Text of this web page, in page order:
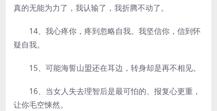
真的无能为力了，我认输了，我折腾不动了。
14、我心疼你，疼到忽略自我。我坚信你，信到怀
疑自我。
15、可能海誓山盟还在耳边，转身却是再不相见。
16、当女人失去理智后是最可怕的、报复心更重，
让你毛空悚然。